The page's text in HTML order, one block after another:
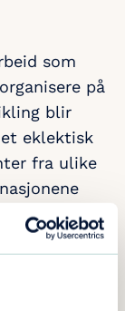
som
på
blir
eklektisk
fra ulike
tilpasses